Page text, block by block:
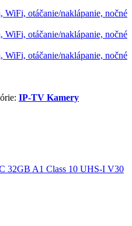
IP-TV Kamery
32GB A1 Class 10 UHS-I V30